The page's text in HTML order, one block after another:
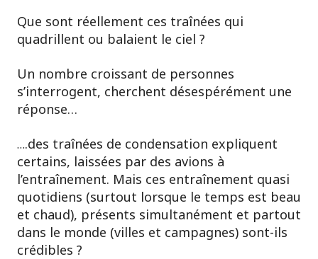
Que sont réellement ces traînées qui
quadrillent ou balaient le ciel ?
Un nombre croissant de personnes
s’interrogent, cherchent désespérément une
réponse…
….des traînées de condensation expliquent
certains, laissées par des avions à
l’entraînement. Mais ces entraînement quasi
quotidiens (surtout lorsque le temps est beau
et chaud), présents simultanément et partout
dans le monde (villes et campagnes) sont-ils
crédibles ?